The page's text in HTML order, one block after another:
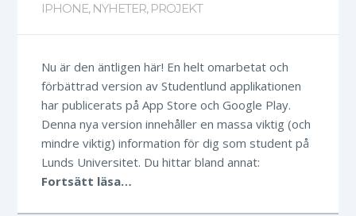
IPHONE, NYHETER, PROJEKT
Nu är den äntligen här! En helt omarbetat och
förbättrad version av Studentlund applikationen
har publicerats på App Store och Google Play.
Denna nya version innehåller en massa viktig (och
mindre viktig) information för dig som student på
Lunds Universitet. Du hittar bland annat:
Fortsätt läsa…